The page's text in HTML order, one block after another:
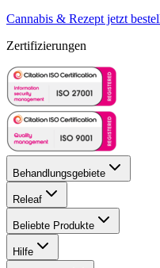
Cannabis & Rezept jetzt
Zertifizierungen
Behandlungsgebiete
Releaf
Beliebte Produkte
Hilfe